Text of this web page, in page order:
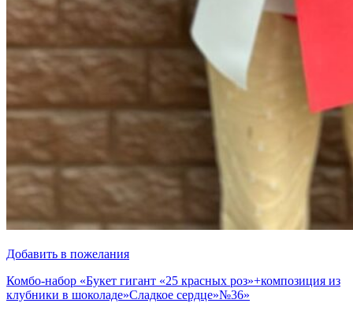
Добавить в пожелания
Комбо-набор «Букет гигант «25 красных роз»+композиция из
клубники в шоколаде»Сладкое сердце»№36»